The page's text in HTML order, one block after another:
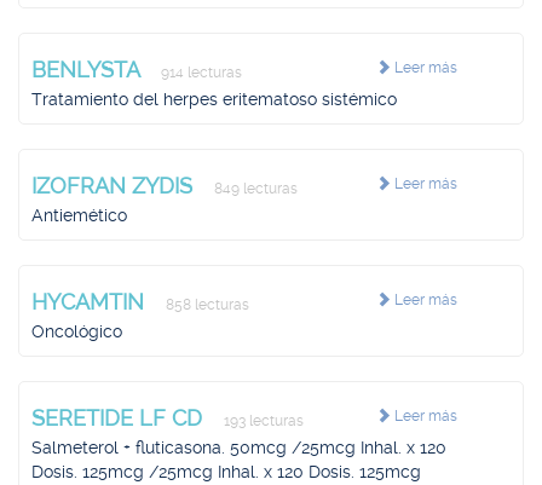
Leer más
BENLYSTA 914 lecturas
Tratamiento del herpes eritematoso sistémico
Leer más
IZOFRAN ZYDIS 849 lecturas
Antiemético
Leer más
HYCAMTIN 858 lecturas
Oncológico
Leer más
SERETIDE LF CD 193 lecturas
Salmeterol + fluticasona. 50mcg /25mcg Inhal. x 120
Dosis. 125mcg /25mcg Inhal. x 120 Dosis. 125mcg